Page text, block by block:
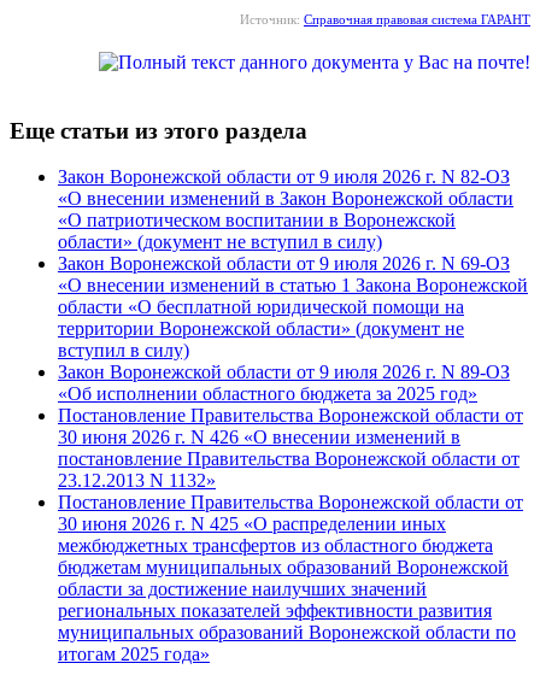
Источник: Справочная правовая система ГАРАНТ
Еще статьи из этого раздела
Закон Воронежской области от 9 июля 2026 г. N 82-ОЗ
«О внесении изменений в Закон Воронежской области
«О патриотическом воспитании в Воронежской
области» (документ не вступил в силу)
Закон Воронежской области от 9 июля 2026 г. N 69-ОЗ
«О внесении изменений в статью 1 Закона Воронежской
области «О бесплатной юридической помощи на
территории Воронежской области» (документ не
вступил в силу)
Закон Воронежской области от 9 июля 2026 г. N 89-ОЗ
«Об исполнении областного бюджета за 2025 год»
Постановление Правительства Воронежской области от
30 июня 2026 г. N 426 «О внесении изменений в
постановление Правительства Воронежской области от
23.12.2013 N 1132»
Постановление Правительства Воронежской области от
30 июня 2026 г. N 425 «О распределении иных
межбюджетных трансфертов из областного бюджета
бюджетам муниципальных образований Воронежской
области за достижение наилучших значений
региональных показателей эффективности развития
муниципальных образований Воронежской области по
итогам 2025 года»